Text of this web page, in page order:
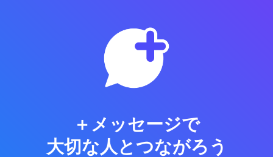
＋メッセージで
大切な人とつながろう